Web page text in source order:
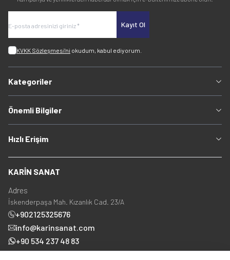
Kayıt Ol
KVKK Sözleşmesi'ni okudum, kabul ediyorum.
Kategoriler
Önemli Bilgiler
Hızlı Erişim
KARİN SANAT
Adres
İskenderpaşa Mah. Kızanlık Cad. 23/A
+902125325676
info@karinsanat.com
+90 534 237 48 83